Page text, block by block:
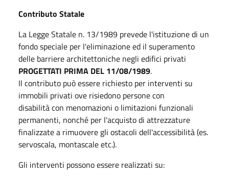
Contributo Statale
La Legge Statale n. 13/1989 prevede l'istituzione di un
fondo speciale per l'eliminazione ed il superamento
delle barriere architettoniche negli edifici privati
PROGETTATI PRIMA DEL 11/08/1989.
Il contributo può essere richiesto per interventi su
immobili privati ove risiedono persone con
disabilità con menomazioni o limitazioni funzionali
permanenti, nonché per l'acquisto di attrezzature
finalizzate a rimuovere gli ostacoli dell'accessibilità (es.
servoscala, montascale etc.).
Gli interventi possono essere realizzati su: